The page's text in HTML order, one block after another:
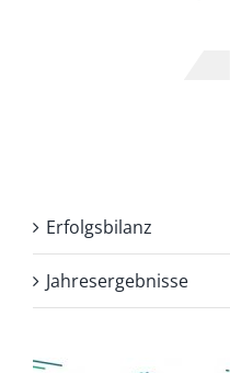
Erfolgsbilanz
Jahresergebnisse